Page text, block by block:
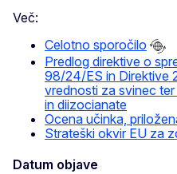
Več:
Celotno sporočilo
Predlog direktive o
98/24/ES in Direktive
vrednosti za svinec
in diizocianate
Ocena učinka,
Strateški okvir EU za
Datum objave